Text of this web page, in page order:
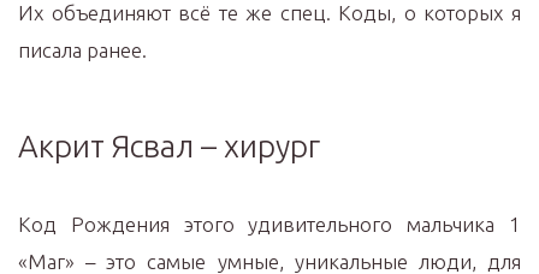
Их объединяют всё те же спец. Коды, о которых я
писала ранее.
Акрит Ясвал – хирург
Код Рождения этого удивительного мальчика 1
«Маг» – это самые умные, уникальные люди, для